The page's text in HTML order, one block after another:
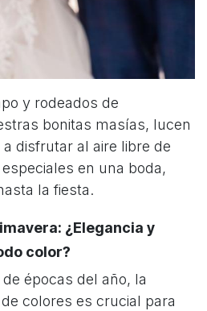
y rodeados de
bonitas masías, lucen
disfrutar al aire libre de
en una boda,
la fiesta.
¿Elegancia y
color?
épocas del año, la
colores es crucial para